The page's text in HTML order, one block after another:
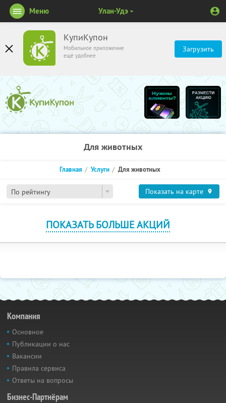
КупиКупон
Мобильное приложение
ещё удобнее
Загрузить
Меню Улан-Удэ
Для животных
По рейтингу
Главная Услуги Для животных
Показать на карте
ПОКАЗАТЬ БОЛЬШЕ АКЦИЙ
Компания
Основное
Публикации о нас
Вакансии
Правила сервиса
Ответы на вопросы
Бизнес-Партнёрам